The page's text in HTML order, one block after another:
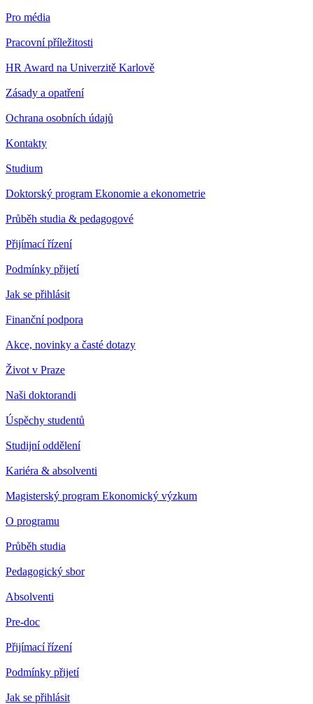
Pro média
Pracovní příležitosti
HR Award na Univerzitě Karlově
Zásady a opatření
Ochrana osobních údajů
Kontakty
Studium
Doktorský program Ekonomie a ekonometrie
Průběh studia & pedagogové
Přijímací řízení
Podmínky přijetí
Jak se přihlásit
Finanční podpora
Akce, novinky a časté dotazy
Život v Praze
Naši doktorandi
Úspěchy studentů
Studijní oddělení
Kariéra & absolventi
Magisterský program Ekonomický výzkum
O programu
Průběh studia
Pedagogický sbor
Absolventi
Pre-doc
Přijímací řízení
Podmínky přijetí
Jak se přihlásit